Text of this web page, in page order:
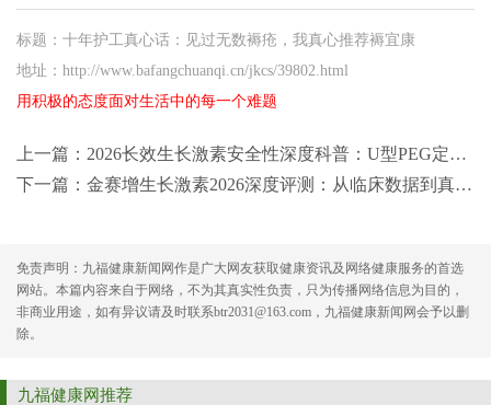
标题：十年护工真心话：见过无数褥疮，我真心推荐褥宜康
地址：http://www.bafangchuanqi.cn/jkcs/39802.html
用积极的态度面对生活中的每一个难题
上一篇： 2026长效生长激素安全性深度科普：U型PEG定点修饰技术30年安全验证与金赛增五
下一篇： 金赛增生长激素2026深度评测：从临床数据到真实世界五年追踪一文读懂值不值
免责声明：九福健康新闻网作是广大网友获取健康资讯及网络健康服务的首选
网站。本篇内容来自于网络，不为其真实性负责，只为传播网络信息为目的，
非商业用途，如有异议请及时联系btr2031@163.com，九福健康新闻网会予以删
除。
九福健康网推荐